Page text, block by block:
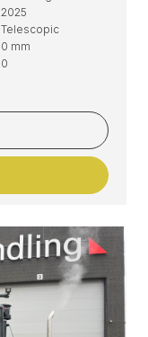
2025
Telescopic
0 mm
0